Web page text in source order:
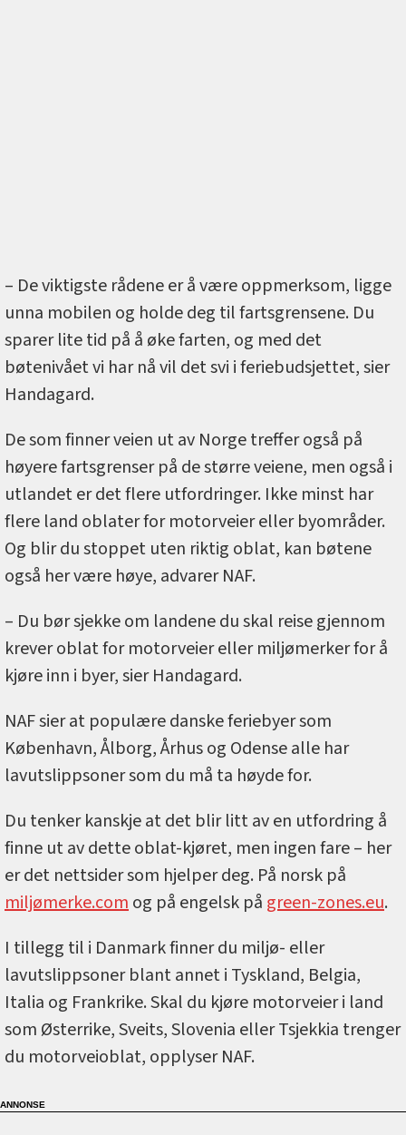
– De viktigste rådene er å være oppmerksom, ligge
unna mobilen og holde deg til fartsgrensene. Du
sparer lite tid på å øke farten, og med det
bøtenivået vi har nå vil det svi i feriebudsjettet, sier
Handagard.
De som finner veien ut av Norge treffer også på
høyere fartsgrenser på de større veiene, men også i
utlandet er det flere utfordringer. Ikke minst har
flere land oblater for motorveier eller byområder.
Og blir du stoppet uten riktig oblat, kan bøtene
også her være høye, advarer NAF.
– Du bør sjekke om landene du skal reise gjennom
krever oblat for motorveier eller miljømerker for å
kjøre inn i byer, sier Handagard.
NAF sier at populære danske feriebyer som
København, Ålborg, Århus og Odense alle har
lavutslippsoner som du må ta høyde for.
Du tenker kanskje at det blir litt av en utfordring å
finne ut av dette oblat-kjøret, men ingen fare – her
er det nettsider som hjelper deg. På norsk på
miljømerke.comog på engelsk på green-zones.eu.
I tillegg til i Danmark finner du miljø- eller
lavutslippsoner blant annet i Tyskland, Belgia,
Italia og Frankrike. Skal du kjøre motorveier i land
som Østerrike, Sveits, Slovenia eller Tsjekkia trenger
du motorveioblat, opplyser NAF.